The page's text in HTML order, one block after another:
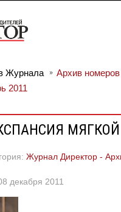
Журнала
Архив номеров
2011
Журнал Директор -
декабря 2011